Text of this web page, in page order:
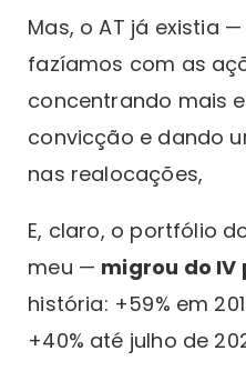
Mas, o AT já existia
fazíamos com as
concentrando mais
convicção e dando
nas realocações,
E, claro, o portfólio
meu — migrou do IV
história: +59% em
+40% até julho de